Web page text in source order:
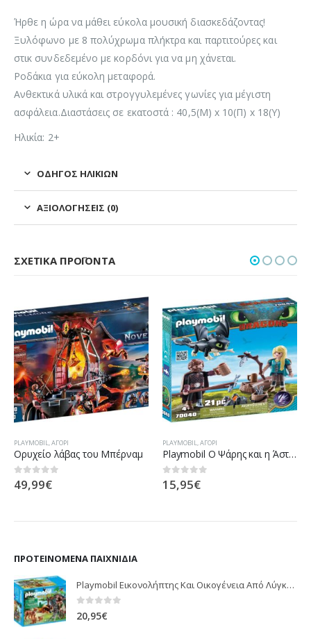
Ήρθε η ώρα να μάθει εύκολα μουσική διασκεδάζοντας!
Ξυλόφωνο με 8 πολύχρωμα πλήκτρα και παρτιτούρες και
στικ συνδεδεμένο με κορδόνι για να μη χάνεται.
Ροδάκια για εύκολη μεταφορά.
Ανθεκτικά υλικά και στρογγυλεμένες γωνίες για μέγιστη
ασφάλεια.Διαστάσεις σε εκατοστά : 40,5(Μ) x 10(Π) x 18(Υ)
Ηλικία: 2+
ΟΔΗΓΌΣ ΗΛΙΚΙΏΝ
ΑΞΙΟΛΟΓΉΣΕΙΣ (0)
ΣΧΕΤΙΚΆ ΠΡΟΪΌΝΤΑ
PLAYMOBIL,ΑΓΌΡΙ
Ορυχείο λάβας του Μπέρναμ
0out of 5
49,99€
PLAYMOBIL,ΑΓΌΡΙ
Playmobil Ο Ψάρης και η Άστριντ με ένα Δρακούλη
0 out of 5
15,95€
ΠΡΟΤΕΙΝΌΜΕΝΑ ΠΑΙΧΝΊΔΙΑ
Playmobil Εικονολήπτης Και Οικογένεια Από Λύγκες 5561
0 out of 5
20,95€